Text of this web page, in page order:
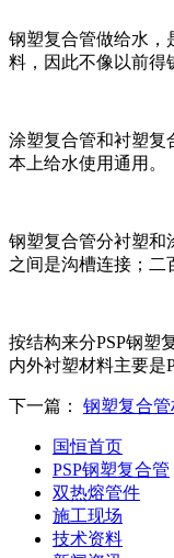
钢塑复合管做给水，
料，因此不像以前得
涂塑复合管和衬塑复
本上给水使用通用。
钢塑复合管分衬塑和
之间是沟槽连接；二
按结构来分PSP钢塑
内外衬塑材料主要是
下一篇： 钢塑复合
国恒首页
PSP钢塑复合管
双热熔管件
施工现场
技术资料